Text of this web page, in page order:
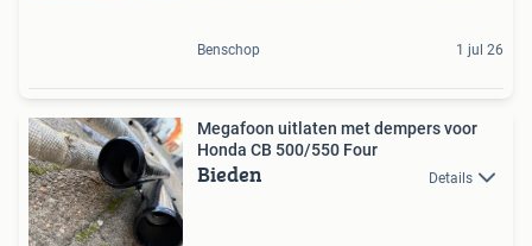
Benschop 1 jul 26
Megafoon uitlaten met dempers voor
Honda CB 500/550 Four
Bieden Details